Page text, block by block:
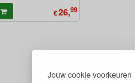
Jouw cookie voorkeuren
€26,99